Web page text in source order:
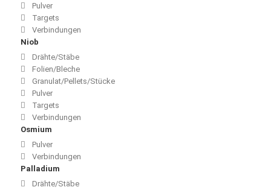
Pulver
Targets
Verbindungen
Niob
Drähte/Stäbe
Folien/Bleche
Granulat/Pellets/Stücke
Pulver
Targets
Verbindungen
Osmium
Pulver
Verbindungen
Palladium
Drähte/Stäbe